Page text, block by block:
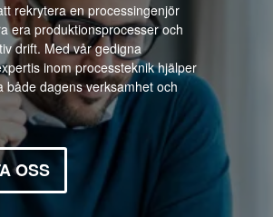
rekrytera en processingenjör
era produktionsprocesser och
drift. Med vår gedigna
inom processteknik hjälper
både dagens verksamhet och
OSS